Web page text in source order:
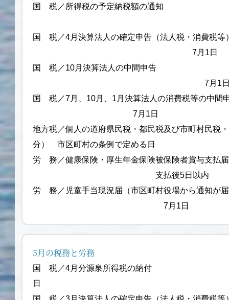
国 税／所得税の予定納税額の通知
国 税／4月決算法人の確定申告（法人税・消費
7月1日
国 税／10月決算法人の中間
7月1
国 税／7月、10月、1月決算法人の消費税等の中
7月1日
地方税／個人の道府県民税・都民税及び市町村民税
分） 市区町村の条例で定める日
労 務／健康保険・厚生年金保険被保険者賞
支払後5日以内
労 務／児童手当現況届（市区町村役場から通知
7月1日
5月の税務と労務
国 税／4月分源泉所得
日